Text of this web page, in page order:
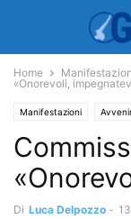
Home
«Onorevoli,
Manifestazioni
Di Luca Delpozzo -